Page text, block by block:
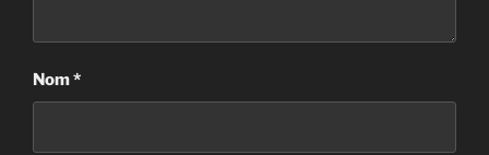
Nom*